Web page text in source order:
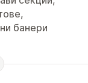
банери